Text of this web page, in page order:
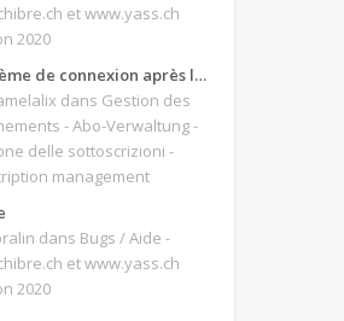
et www.yass.ch
2020
Problème de connexion après le changement d'adresse e-mail.
dans Gestion des
- Abo-Verwaltung -
delle sottoscrizioni -
management
dans Bugs / Aide -
et www.yass.ch
2020